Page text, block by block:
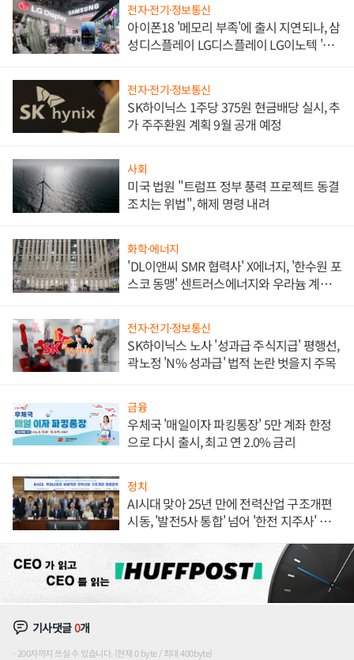
전자·전기·정보통신
아이폰18 '메모리 부족'에 출시 지연되나, 삼
성디스플레이 LG디스플레이 LG이노텍 '탈
전자·전기·정보통신
SK하이닉스 1주당 375원 현금배당 실시, 추
가 주주환원 계획 9월 공개 예정
사회
미국 법원 "트럼프 정부 풍력 프로젝트 동결
조치는 위법", 해제 명령 내려
화학·에너지
'DL이앤씨 SMR 협력사' X에너지, '한수원 포
스코 동맹' 센트러스에너지와 우라늄 계약
전자·전기·정보통신
SK하이닉스 노사 '성과급 주식지급' 평행선,
곽노정 'N% 성과급' 법적 논란 벗을지 주목
금융
우체국 '매일이자 파킹통장' 5만 계좌 한정
으로 다시 출시, 최고 연 2.0% 금리
정치
AI시대 맞아 25년 만에 전력산업 구조개편
시동, '발전5사 통합' 넘어 '한전 지주사' 재편
기사댓글0개
200자까지 쓰실 수 있습니다. (현재 0 byte / 최대 400byte)